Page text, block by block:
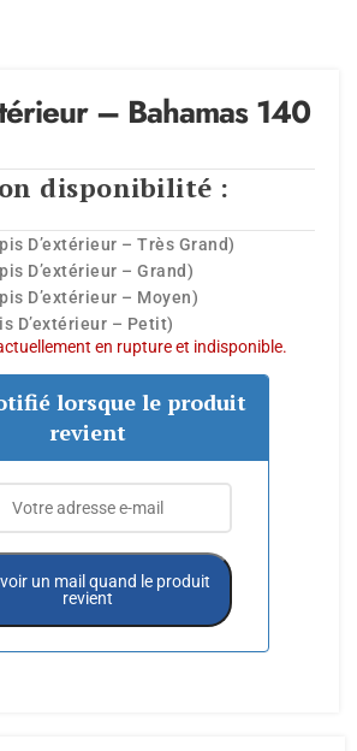
– Bahamas 140
disponibilité :
D’extérieur – Très Grand)
D’extérieur – Grand)
D’extérieur – Moyen)
D’extérieur – Petit)
en rupture et indisponible.
lorsque le produit
revient
un mail quand le produit
revient